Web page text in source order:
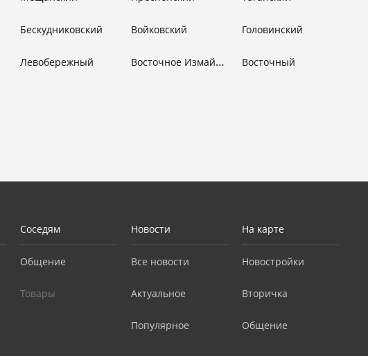
Бескудниковский Войковский Головинский
Левобережный Восточное Измайлово Восточный
Соседям
Общение
Товары
Новости
Все новости
Актуальное
Популярное
На карте
Новостройки
Вторичка
Общение